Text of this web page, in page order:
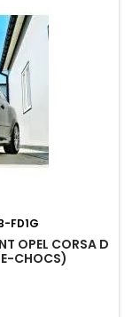
FD1G
OPEL CORSA D
CHOCS)